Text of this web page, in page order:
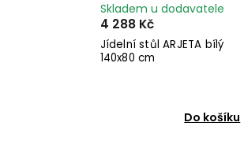
Jídelní stůl ARJETA bílý
140x80 cm
Skladem u dodavatele
4 288 Kč
Do košíku